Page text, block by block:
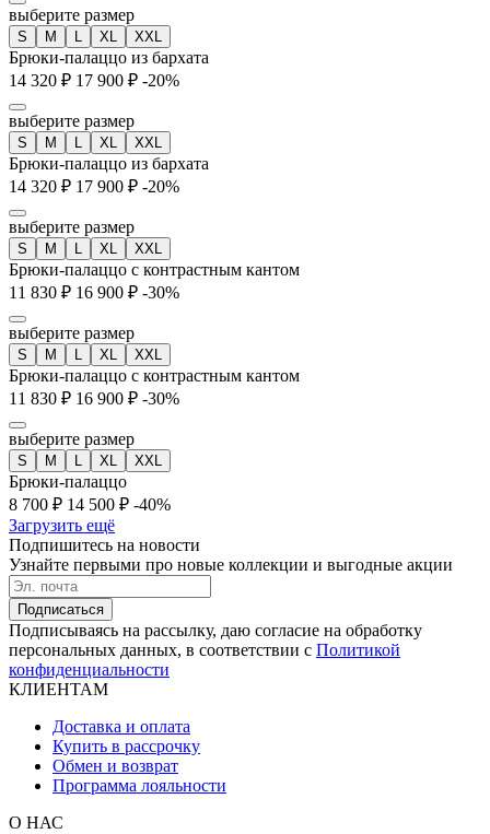
выберите размер
S M L XL XXL
Брюки-палаццо из бархата
14 320 ₽ 17 900 ₽ -20%
выберите размер
S M L XL XXL
Брюки-палаццо из бархата
14 320 ₽ 17 900 ₽ -20%
выберите размер
S M L XL XXL
Брюки-палаццо с контрастным кантом
11 830 ₽ 16 900 ₽ -30%
выберите размер
S M L XL XXL
Брюки-палаццо с контрастным кантом
11 830 ₽ 16 900 ₽ -30%
выберите размер
S M L XL XXL
Брюки-палаццо
8 700 ₽ 14 500 ₽ -40%
Загрузить ещё
Подпишитесь на новости
Узнайте первыми про новые коллекции и выгодные акции
Подписаться
Подписываясь на рассылку, даю согласие на обработку
персональных данных, в соответствии с Политикой
конфиденциальности
КЛИЕНТАМ
Доставка и оплата
Купить в рассрочку
Обмен и возврат
Программа лояльности
О НАС